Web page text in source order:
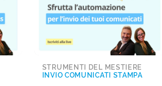
STRUMENTI DEL MESTIERE
INVIO COMUNICATI STAMPA